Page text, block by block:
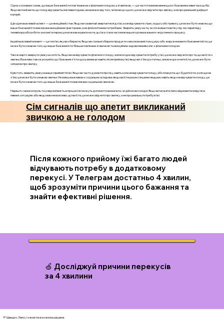
Одна з основних ознак, що ваше бажання їсти пов'язане не з фізичним голодом, а зі звичкою, — це частота виникнення цього бажання в певні часи доби.
Якщо ви помічаєте, що голод відчувається в певні години, незалежно від того, чи їли ви до цього, це може свідчити про звичку, а не про реальний дефіцит
калорій.
Ще один важливий аспект — це емоційний стан. Якщо ви зазвичай звертаєтеся до їжі, коли відчуваєте стрес, нудьгу або тривогу, це може бути знаком, що
ваше бажання їсти викликане емоційними факторами, а не фізіологічними потребами. Зверніть увагу на те, чи споживаєте ви їжу під час перегляду
телевізора або роботи за комп'ютером; це може вказувати на те, що їжа стала частиною вашого розважального чи рутинного процесу.
Інший важливий момент — це тип їжі, яку ви обираєте. Якщо ви схильні обирати продукти з високим вмістом цукру або жиру в моменти бажання поїсти, це
може бути ознакою того, що ваше бажання їсти більше пов’язане зі звичкою та емоційним задоволенням, ніж з фізичним голодом.
Також варто звернути увагу на ситість. Якщо ви не відчуваєте фізичного голоду, але все одно відчуваєте потребу у їжі, це може свідчити про те, що ви їсте з
звички. Важливо також розуміти, що бажання з'їсти щось виникає навіть після прийому їжі; якщо ви з'їли достатньо, але все ще хочете їсти, це може бути
сигналом про звичку.
Крім того, зверніть увагу на ваші сприйняття їжі. Якщо ви часто думаєте про їжу, навіть коли не відчуваєте голоду, або плануєте, що будете їсти, коли ще не
з'їли, це може бути ознакою звички. Не менш важливою є соціальна складова: якщо ви їсте разом з іншими людьми, навіть якщо не відчуваєте голоду, це
може бути ознакою того, що ваше бажання їсти викликане соціальною звичкою.
Нарешті, самоконтроль та усвідомленість в процесі їжі можуть допомогти визначити, чи дійсно ви голодні. Якщо ви можете легко відмовитися від їжі в
певних ситуаціях або якщо вам не важливо, що ви їсте, це може свідчити про звичку, а не про реальну потребу в їжі.
Сім сигналів що апетит викликаний
звичкою а не голодом
Після кожного прийому їжі багато людей
відчувають потребу в додатковому
перекусі. У Телеграм достатньо 4 хвилин,
щоб зрозуміти причини цього бажання та
знайти ефективні рішення.
🍏 Досліджуй причини перекусів
за 4 хвилини
💛 Швидко. Легко. І з ясністю в кожному рішенні.